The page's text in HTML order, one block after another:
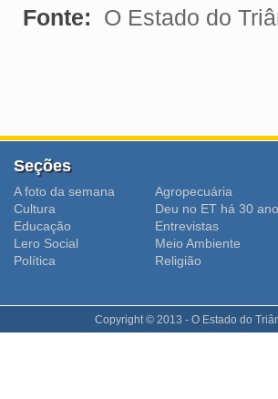
Fonte:
O Estado do
Seções
A foto da semana Agropecuária
Cultura
Deu no ET há 30
Educação
Entrevistas
Lero Social
Meio Ambiente
Polí­tica
Religião
Copyright © 2013 - O Estado do